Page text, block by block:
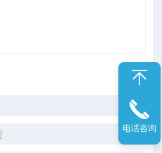
电话咨询